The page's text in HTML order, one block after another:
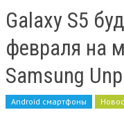
Galaxy S5
февраля на
Samsung
Android смартфоны